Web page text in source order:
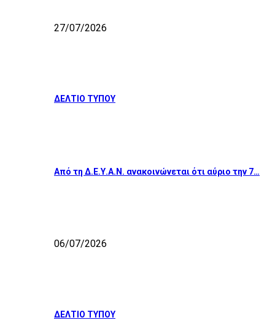
27/07/2026
ΔΕΛΤΙΟ ΤΥΠΟΥ
Από τη Δ.Ε.Υ.Α.Ν. ανακοινώνεται ότι αύριο την 7…
06/07/2026
ΔΕΛΤΙΟ ΤΥΠΟΥ